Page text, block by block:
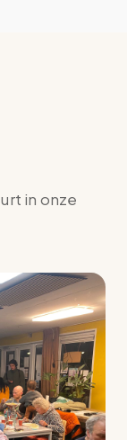
in onze